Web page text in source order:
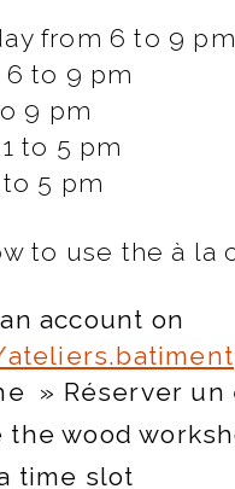
from 6 to 9 pm
6 to 9 pm
9 pm
to 5 pm
to 5 pm
to use the à
account on
» Réserver un
the wood
time slot